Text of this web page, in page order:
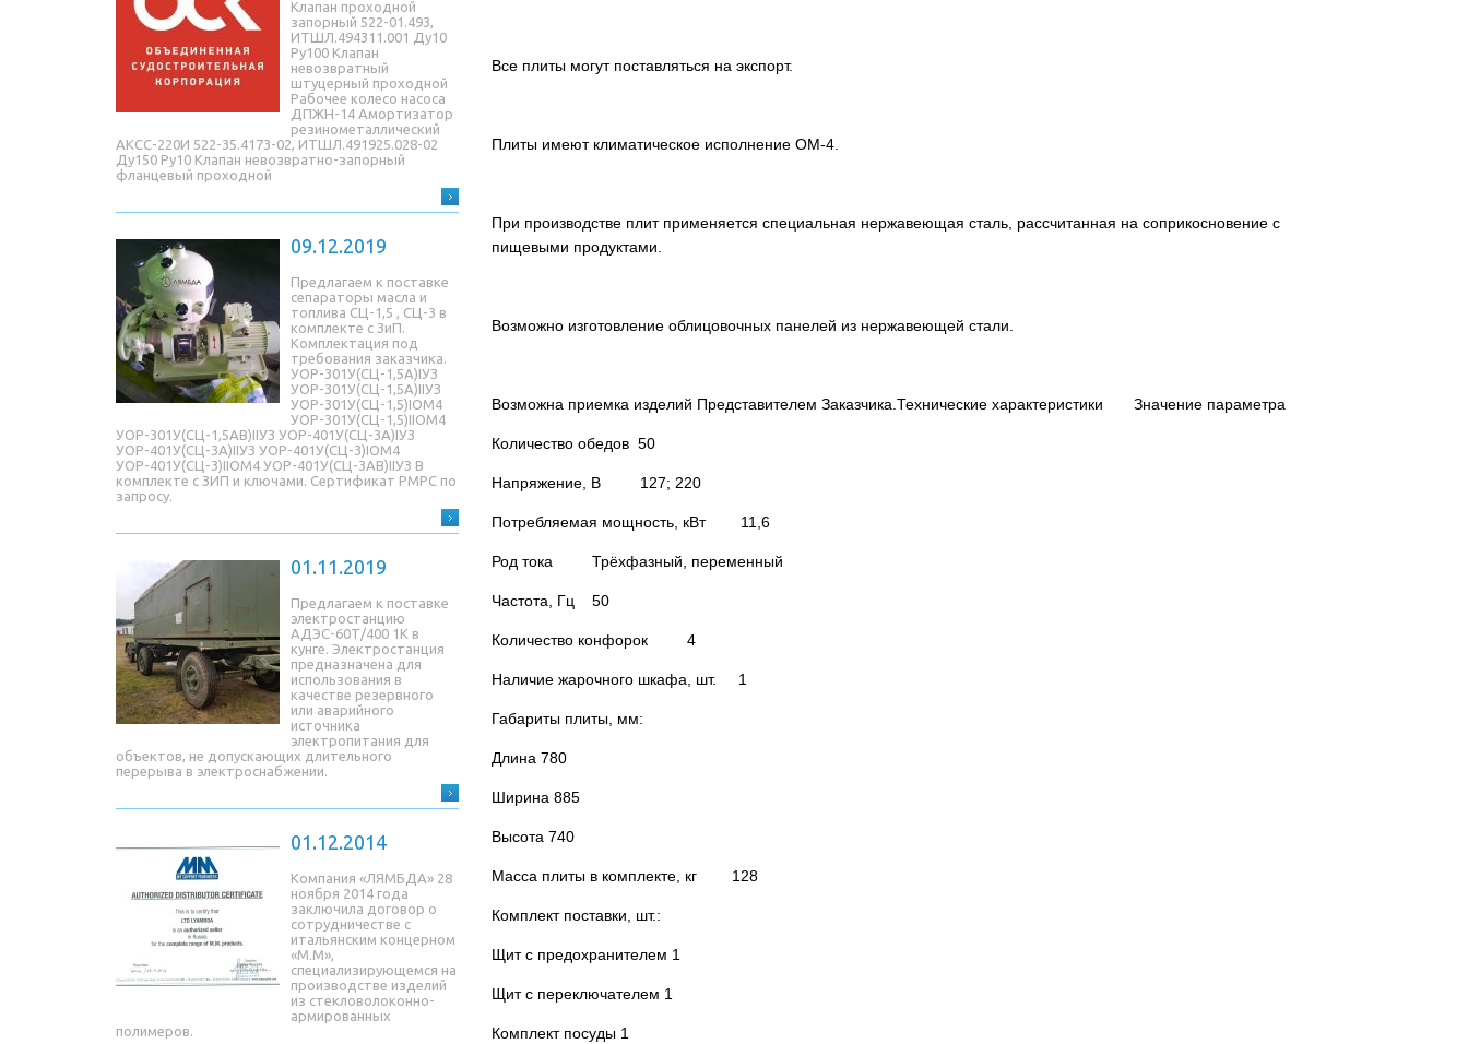
Клапан проходной
запорный 522-01.493,
ИТШЛ.494311.001 Ду10
Ру100 Клапан
невозвратный
штуцерный проходной
Рабочее колесо насоса
ДПЖН-14 Амортизатор
резинометаллический
АКСС-220И 522-35.4173-02, ИТШЛ.491925.028-02
Ду150 Ру10 Клапан невозвратно-запорный
фланцевый проходной
09.12.2019
Предлагаем к поставке
сепараторы масла и
топлива СЦ-1,5 , СЦ-3 в
комплекте с ЗиП.
Комплектация под
требования заказчика.
УОР-301У(СЦ-1,5A)IУЗ
УОР-301У(СЦ-1,5A)IIУЗ
УОР-301У(СЦ-1,5)IОМ4
УОР-301У(СЦ-1,5)IIОМ4
УОР-301У(СЦ-1,5AB)IIУЗ УОР-401У(СЦ-3A)IУЗ
УОР-401У(СЦ-3A)IIУЗ УОР-401У(СЦ-3)IОМ4
УОР-401У(СЦ-3)IIОМ4 УОР-401У(СЦ-3AB)IIУЗ В
комплекте с ЗИП и ключами. Сертификат РМРС по
запросу.
01.11.2019
Предлагаем к поставке
электростанцию
АДЭС-60Т/400 1К в
кунге. Электростанция
предназначена для
использования в
качестве резервного
или аварийного
источника
электропитания для
объектов, не допускающих длительного
перерыва в электроснабжении.
01.12.2014
Компания «ЛЯМБДА» 28
ноября 2014 года
заключила договор о
сотрудничестве с
итальянским концерном
«М.М»,
специализирующемся на
производстве изделий
из стекловолоконно-
армированных
полимеров.
Все плиты могут поставляться на экспорт.
Плиты имеют климатическое исполнение ОМ-4.
При производстве плит применяется специальная нержавеющая сталь, рассчитанная на соприкосновение с
пищевыми продуктами.
Возможно изготовление облицовочных панелей из нержавеющей стали.
Возможна приемка изделий Представителем Заказчика.Технические характеристики Значение параметра
Количество обедов 50
Напряжение, В 127; 220
Потребляемая мощность, кВт 11,6
Род тока Трёхфазный, переменный
Частота, Гц 50
Количество конфорок 4
Наличие жарочного шкафа, шт. 1
Габариты плиты, мм:
Длина 780
Ширина 885
Высота 740
Масса плиты в комплекте, кг 128
Комплект поставки, шт.:
Щит с предохранителем 1
Щит с переключателем 1
Комплект посуды 1